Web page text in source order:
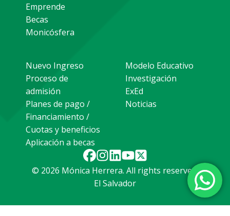
Emprende
Becas
Monicósfera
Nuevo Ingreso
Proceso de
admisión
Planes de pago /
Financiamiento /
Cuotas y beneficios
Aplicación a becas
Modelo Educativo
Investigación
ExEd
Noticias
© 2026 Mónica Herrera. All rights reserved.
El Salvador